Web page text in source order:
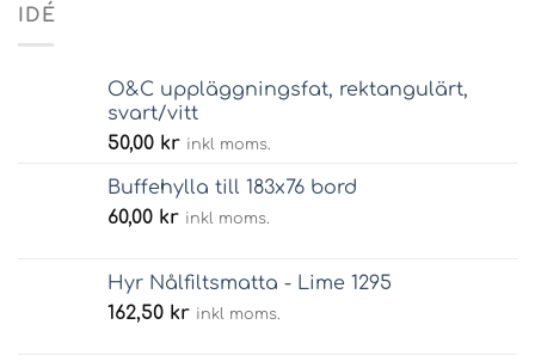
IDÉ
O&C uppläggningsfat, rektangulärt,
svart/vitt
50,00 kr inkl moms.
Buffehylla till 183x76 bord
60,00 kr inkl moms.
Hyr Nålfiltsmatta - Lime 1295
162,50 kr inkl moms.